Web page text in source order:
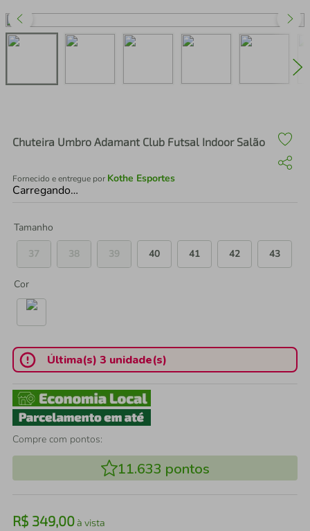
Chuteira Umbro Adamant Club Futsal Indoor Salão
Fornecido e entregue por Kothe Esportes
Carregando…
Tamanho
37
38 39 40 41 42 43
Cor
Última(s) 3 unidade(s)
Compre com pontos:
11.633 pontos
R$ 349,00à vista
perfume